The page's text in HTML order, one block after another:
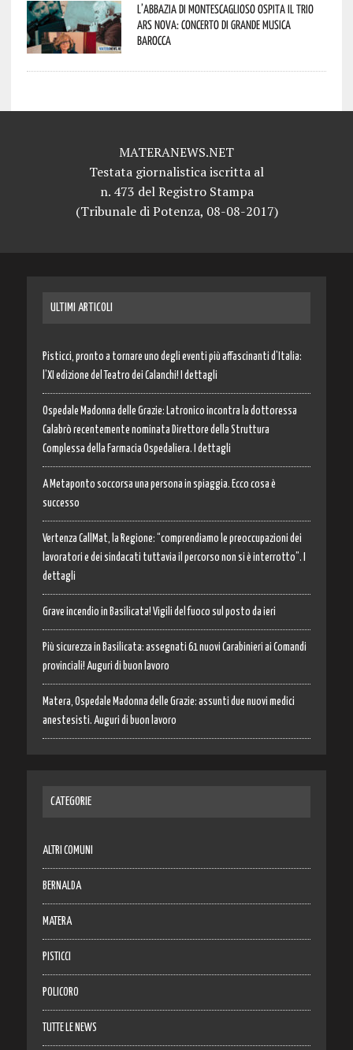
L’abbazia di Montescaglioso ospita il Trio
Ars Nova: concerto di grande musica
barocca
MATERANEWS.NET
Testata giornalistica iscritta al
n. 473 del Registro Stampa
(Tribunale di Potenza, 08-08-2017)
ULTIMI ARTICOLI
Pisticci, pronto a tornare uno degli eventi più affascinanti d’Italia:
l’XI edizione del Teatro dei Calanchi! I dettagli
Ospedale Madonna delle Grazie: Latronico incontra la dottoressa
Calabrò recentemente nominata Direttore della Struttura
Complessa della Farmacia Ospedaliera. I dettagli
A Metaponto soccorsa una persona in spiaggia. Ecco cosa è
successo
Vertenza CallMat, la Regione: “comprendiamo le preoccupazioni dei
lavoratori e dei sindacati tuttavia il percorso non si è interrotto”. I
dettagli
Grave incendio in Basilicata! Vigili del fuoco sul posto da ieri
Più sicurezza in Basilicata: assegnati 61 nuovi Carabinieri ai Comandi
provinciali! Auguri di buon lavoro
Matera, Ospedale Madonna delle Grazie: assunti due nuovi medici
anestesisti. Auguri di buon lavoro
CATEGORIE
ALTRI COMUNI
BERNALDA
MATERA
PISTICCI
POLICORO
TUTTE LE NEWS